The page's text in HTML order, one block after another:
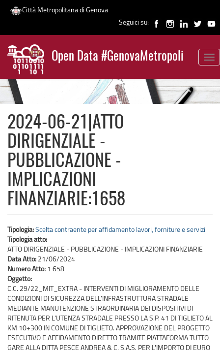
Salta
contenuto
principale
Città Metropolitana di Genova
Seguici su:
Open Data #GenovaMetropoli
News
2024-06-21|ATTO
DIRIGENZIALE -
PUBBLICAZIONE -
IMPLICAZIONI
FINANZIARIE:1658
Tipologia:Scelta contraente per affidamento lavori, forniture e servizi
Tipologia atto:
ATTO DIRIGENZIALE - PUBBLICAZIONE - IMPLICAZIONI FINANZIARIE
Data Atto: 21/06/2024
Numero Atto: 1 658
Oggetto:
C.C. 29/22_MIT_EXTRA - INTERVENTI DI MIGLIORAMENTO DELLE
CONDIZIONI DI SICUREZZA DELL'INFRASTRUTTURA STRADALE
MEDIANTE MANUTENZIONE STRAORDINARIA DEI DISPOSITIVI DI
RITENUTA PER L'UTENZA STRADALE PRESSO LA S.P. 41 DI TIGLIETO AL
KM 10+300 IN COMUNE DI TIGLIETO. APPROVAZIONE DEL PROGETTO
ESECUTIVO E AFFIDAMENTO DIRETTO TRAMITE PIATTAFORMA TUTTO
GARE ALLA DITTA PESCE ANDREA & C. S.A.S. PER L'IMPORTO DI EURO